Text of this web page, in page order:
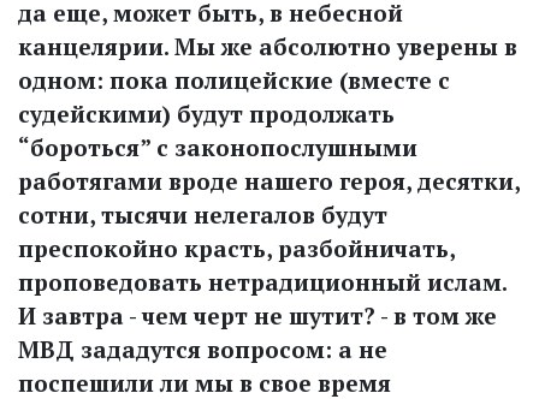
да еще, может быть, в небесной
канцелярии. Мы же абсолютно уверены в
одном: пока полицейские (вместе с
судейскими) будут продолжать
“бороться” с законопослушными
работягами вроде нашего героя, десятки,
сотни, тысячи нелегалов будут
преспокойно красть, разбойничать,
проповедовать нетрадиционный ислам.
И завтра - чем черт не шутит? - в том же
МВД зададутся вопросом: а не
поспешили ли мы в свое время